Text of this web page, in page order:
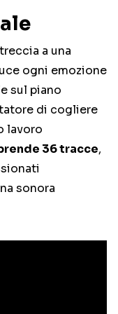
a una
ogni emozione
sul piano
di cogliere
lavoro
36 tracce,
sonora